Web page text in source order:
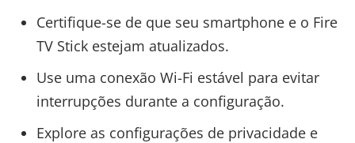
Certifique-se de que seu smartphone e o Fire
TV Stick estejam atualizados.
Use uma conexão Wi-Fi estável para evitar
interrupções durante a configuração.
Explore as configurações de privacidade e